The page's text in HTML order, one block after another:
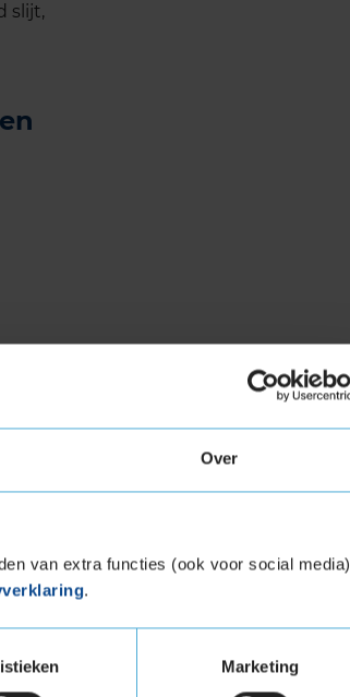
Over
van extra functies (ook voor social media)
.
Marketing
slijt,
kunt
Dit